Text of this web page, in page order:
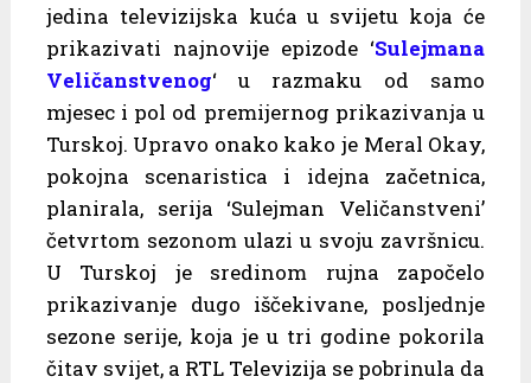
jedina televizijska kuća u svijetu koja će
prikazivati najnovije epizode ‘Sulejmana
Veličanstvenog‘ u razmaku od samo
mjesec i pol od premijernog prikazivanja u
Turskoj. Upravo onako kako je Meral Okay,
pokojna scenaristica i idejna začetnica,
planirala, serija ‘Sulejman Veličanstveni’
četvrtom sezonom ulazi u svoju završnicu.
U Turskoj je sredinom rujna započelo
prikazivanje dugo iščekivane, posljednje
sezone serije, koja je u tri godine pokorila
čitav svijet, a RTL Televizija se pobrinula da